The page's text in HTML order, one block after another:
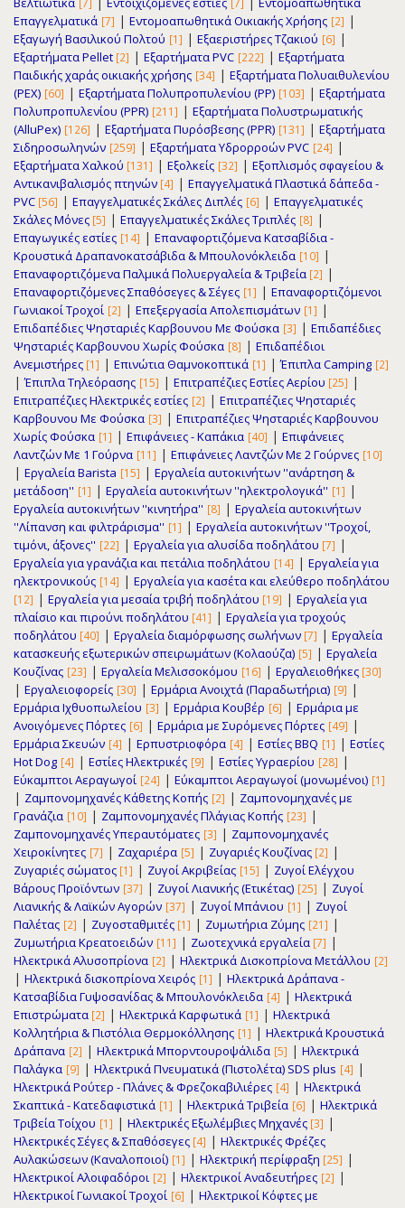
[7] [7]
Επαγγελματικά [7] | Εντομοαπωθητικά Οικιακής Χρήσης [2] |
Εξαγωγή Βασιλικού Πολτού [1] | Εξαεριστήρες Τζακιού [6] |
Εξαρτήματα Pellet [2] | Εξαρτήματα PVC [222] | Εξαρτήματα
Παιδικής χαράς οικιακής χρήσης [34] | Εξαρτήματα Πολυαιθυλενίου
(PEX) [60] | Εξαρτήματα Πολυπροπυλενίου (PP) [103] | Εξαρτήματα
Πολυπροπυλενίου (PPR) [211] | Εξαρτήματα Πολυστρωματικής
(AlluPex) [126] | Εξαρτήματα Πυρόσβεσης (PPR) [131] | Εξαρτήματα
Σιδηροσωληνών [259] | Εξαρτήματα Υδρορρoών PVC [24] |
Εξαρτήματα Χαλκού [131] | Εξολκείς [32] | Εξοπλισμός σφαγείου &
Αντικανιβαλισμός πτηνών [4] | Επαγγελματικά Πλαστικά δάπεδα -
PVC [56] | Επαγγελματικές Σκάλες Διπλές [6] | Επαγγελματικές
Σκάλες Μόνες [5] | Επαγγελματικές Σκάλες Τριπλές [8] |
Επαγωγικές εστίες [14] | Επαναφορτιζόμενα Κατσαβίδια -
Κρουστικά Δραπανοκατσάβιδα & Μπουλονόκλειδα [10] |
Επαναφορτιζόμενα Παλμικά Πολυεργαλεία & Τριβεία [2] |
Επαναφορτιζόμενες Σπαθόσεγες & Σέγες [1] | Επαναφορτιζόμενοι
Γωνιακοί Τροχοί [2] | Επεξεργασία Απολεπισμάτων [1] |
Επιδαπέδιες Ψησταριές Καρβουνου Με Φούσκα [3] | Επιδαπέδιες
Ψησταριές Καρβουνου Χωρίς Φούσκα [8] | Επιδαπέδιοι
Ανεμιστήρες [1] | Επινώτια Θαμνοκοπτικά [1] |Έπιπλα Camping [2]
|Έπιπλα Τηλεόρασης [15] | Επιτραπέζιες Εστίες Αερίου [25] |
Επιτραπέζιες Ηλεκτρικές εστίες [2] | Επιτραπέζιες Ψησταριές
Καρβουνου Με Φούσκα [3] | Επιτραπέζιες Ψησταριές Καρβουνου
Χωρίς Φούσκα [1] | Επιφάνειες - Καπάκια [40] | Επιφάνειες
Λαντζών Με 1 Γούρνα [11] | Επιφάνειες Λαντζών Με 2 Γούρνες [10]
| Εργαλεία Barista [15] | Εργαλεία αυτοκινήτων ''ανάρτηση &
μετάδοση'' [1] | Εργαλεία αυτοκινήτων ''ηλεκτρολογικά'' [1] |
Εργαλεία αυτοκινήτων ''κινητήρα'' [8] | Εργαλεία αυτοκινήτων
''Λίπανση και φιλτράρισμα'' [1] | Εργαλεία αυτοκινήτων ''Τροχοί,
τιμόνι, άξονες'' [22] | Εργαλεία για αλυσίδα ποδηλάτου [7] |
Εργαλεία για γρανάζια και πετάλια ποδηλάτου [14] | Εργαλεία για
ηλεκτρονικούς [14] | Εργαλεία για κασέτα και ελεύθερο ποδηλάτου
[12] | Εργαλεία για μεσαία τριβή ποδηλάτου [19] | Εργαλεία για
πλαίσιο και πιρούνι ποδηλάτου [41] | Εργαλεία για τροχούς
ποδηλάτου [40] | Εργαλεία διαμόρφωσης σωλήνων [7] | Εργαλεία
κατασκευής εξωτερικών σπειρωμάτων (Κολαούζα) [5] | Εργαλεία
Κουζίνας [23] | Εργαλεία Μελισσοκόμου [16] | Εργαλειοθήκες [30]
| Εργαλειοφορείς [30] | Ερμάρια Ανοιχτά (Παραδωτήρια) [9] |
Ερμάρια Ιχθυοπωλείου [3] | Ερμάρια Κουβέρ [6] | Ερμάρια με
Ανοιγόμενες Πόρτες [6] | Ερμάρια με Συρόμενες Πόρτες [49] |
Ερμάρια Σκευών [4] | Ερπυστριοφόρα [4] | Εστίες BBQ [1] | Εστίες
Hot Dog [4] | Εστίες Ηλεκτρικές [9] | Εστίες Υγραερίου [28] |
Εύκαμπτοι Αεραγωγοί [24] | Εύκαμπτοι Αεραγωγοί (μονωμένοι) [1]
| Ζαμπονομηχανές Κάθετης Κοπής [2] | Ζαμπονομηχανές με
Γρανάζια [10] | Ζαμπονομηχανές Πλάγιας Κοπής [23] |
Ζαμπονομηχανές Υπεραυτόματες [3] | Ζαμπονομηχανές
Χειροκίνητες [7] | Ζαχαριέρα [5] | Ζυγαριές Κουζίνας [2] |
Ζυγαριές σώματος [1] | Ζυγοί Ακριβείας [15] | Ζυγοί Ελέγχου
Βάρους Προϊόντων [37] | Ζυγοί Λιανικής (Ετικέτας) [25] | Ζυγοί
Λιανικής & Λαϊκών Αγορών [37] | Ζυγοί Μπάνιου [1] | Ζυγοί
Παλέτας [2] | Ζυγοσταθμιτές [1] | Ζυμωτήρια Ζύμης [21] |
Ζυμωτήρια Κρεατοειδών [11] | Ζωοτεχνικά εργαλεία [7] |
Ηλεκτρικά Αλυσοπρίονα [2] | Ηλεκτρικά Δισκοπρίονα Μετάλλου [2]
| Ηλεκτρικά δισκοπρίονα Χειρός [1] | Ηλεκτρικά Δράπανα -
Κατσαβίδια Γυψοσανίδας & Μπουλονόκλειδα [4] | Ηλεκτρικά
Επιστρώματα [2] | Ηλεκτρικά Καρφωτικά [1] | Ηλεκτρικά
Κολλητήρια & Πιστόλια Θερμοκόλλησης [1] | Ηλεκτρικά Κρουστικά
Δράπανα [2] | Ηλεκτρικά Μπορντουροψάλιδα [5] | Ηλεκτρικά
Παλάγκα [9] | Ηλεκτρικά Πνευματικά (Πιστολέτα) SDS plus [4] |
Ηλεκτρικά Ρούτερ - Πλάνες & Φρεζοκαβιλιέρες [4] | Ηλεκτρικά
Σκαπτικά - Κατεδαφιστικά [1] | Ηλεκτρικά Τριβεία [6] | Ηλεκτρικά
Τριβεία Τοίχου [1] | Ηλεκτρικές Εξωλέμβιες Μηχανές [3] |
Ηλεκτρικές Σέγες & Σπαθόσεγες [4] | Ηλεκτρικές Φρέζες
Αυλακώσεων (Καναλοποιοί) [1] | Ηλεκτρική περίφραξη [25] |
Ηλεκτρικοί Αλοιφαδόροι [2] | Ηλεκτρικοί Αναδευτήρες [2] |
Ηλεκτρικοί Γωνιακοί Τροχοί [6] | Ηλεκτρικοί Κόφτες με